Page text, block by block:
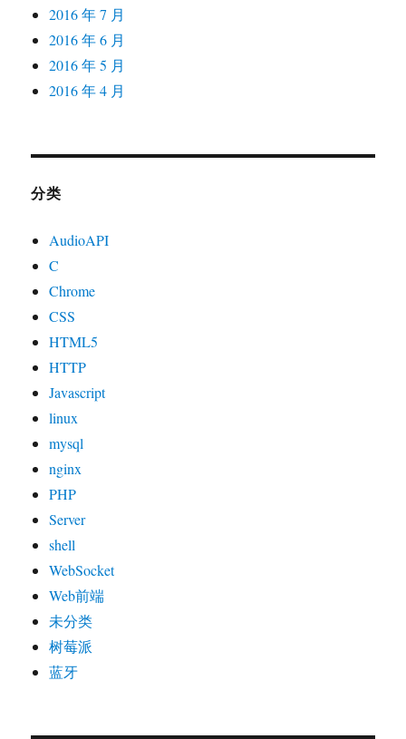
2016 年 7 月
2016 年 6 月
2016 年 5 月
2016 年 4 月
分类
AudioAPI
C
Chrome
CSS
HTML5
HTTP
Javascript
linux
mysql
nginx
PHP
Server
shell
WebSocket
Web前端
未分类
树莓派
蓝牙